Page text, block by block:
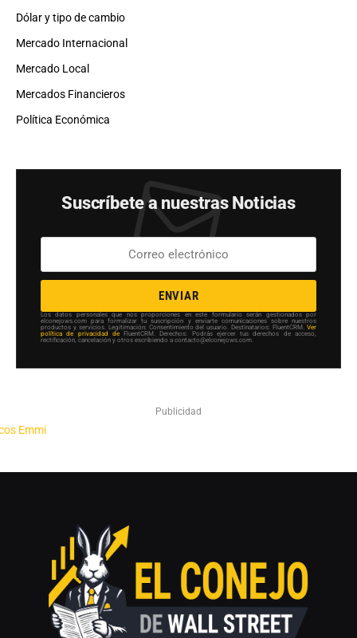
Dólar y tipo de cambio
Mercado Internacional
Mercado Local
Mercados Financieros
Política Económica
Suscríbete a nuestras Noticias
ENVIAR
Los datos personales que nos proporciones en este formulario serán gestionados por
elconejows.com para formalizar tu suscripción y enviarte comunicaciones sobre nuestros
productos y servicios. Legitimación: Consentimiento del usuario. Destinatarios: FluentCRM. Ver
política de privacidad de
FluentCRM. Derechos: Podrás ejercer tus derechos de acceso,
rectificación, cancelación y otros escribiendo a contacto@elconejows.com.
Publicidad